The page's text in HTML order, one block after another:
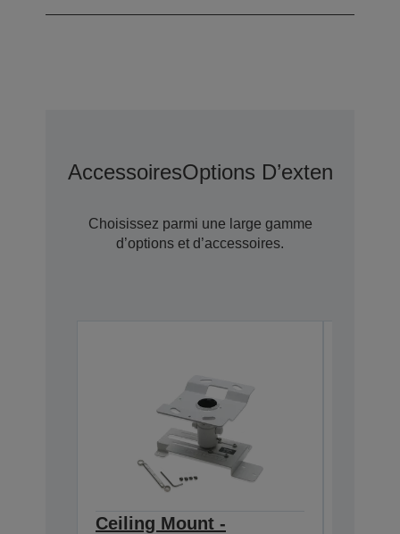
AccessoiresOptions D’extension
Choisissez parmi une large gamme
d’options et d’accessoires.
Ceiling Mount -